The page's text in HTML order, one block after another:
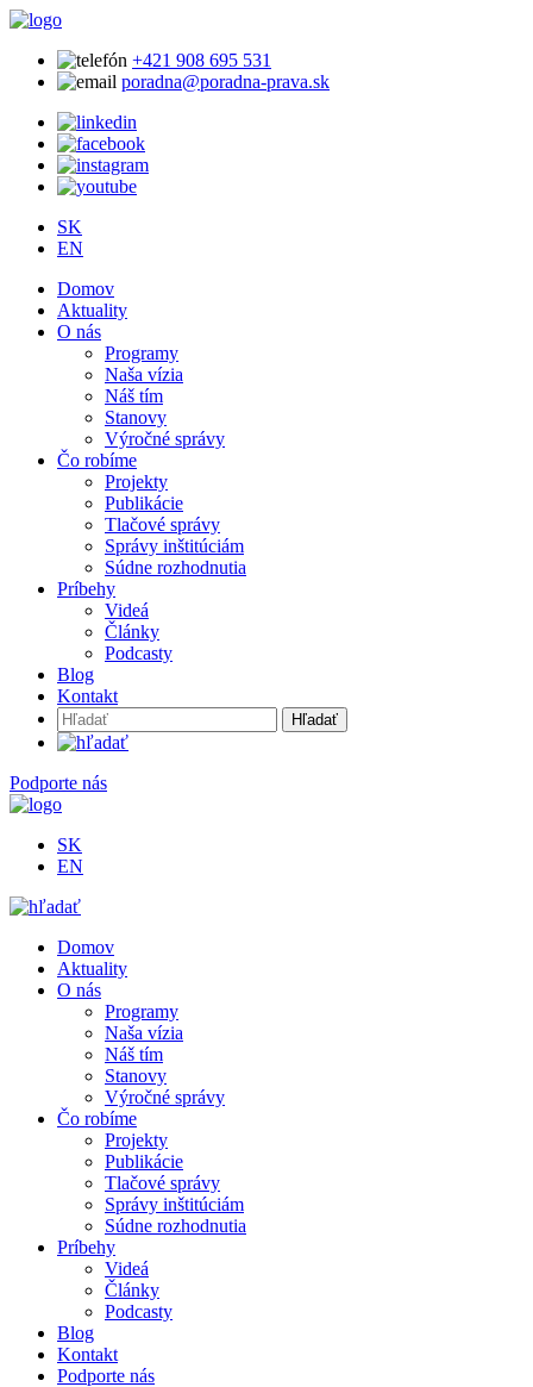
+421 908 695 531
poradna@poradna-prava.sk
SK
EN
Domov
Aktuality
O nás
Programy
Naša vízia
Náš tím
Stanovy
Výročné správy
Čo robíme
Projekty
Publikácie
Tlačové správy
Správy inštitúciám
Súdne rozhodnutia
Príbehy
Videá
Články
Podcasty
Blog
Kontakt
Hľadať:
Podporte nás
SK
EN
Domov
Aktuality
O nás
Programy
Naša vízia
Náš tím
Stanovy
Výročné správy
Čo robíme
Projekty
Publikácie
Tlačové správy
Správy inštitúciám
Súdne rozhodnutia
Príbehy
Videá
Články
Podcasty
Blog
Kontakt
Podporte nás